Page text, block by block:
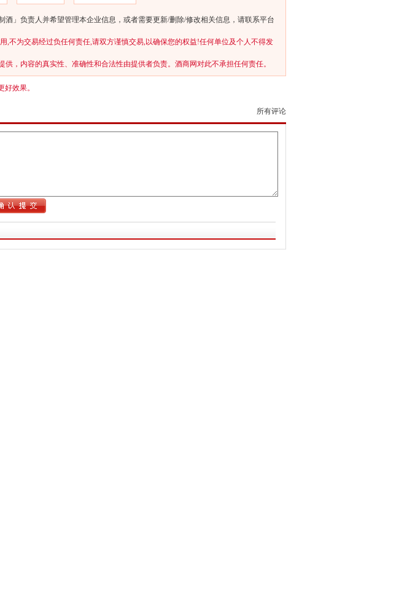
酒」负责人并希望管理本企业信息，或者需要更新/删除/修改相关信息，请联系平台
,不为交易经过负任何责任,请双方谨慎交易,以确保您的权益!任何单位及个人不得发
供，内容的真实性、准确性和合法性由提供者负责。酒商网对此不承担任何责任。
效果。
所有评论